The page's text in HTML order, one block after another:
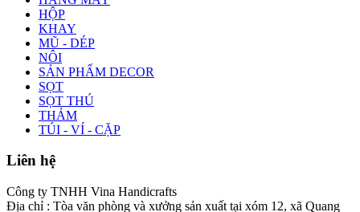
HỘP
KHAY
MŨ - DÉP
NÔI
SẢN PHẨM DECOR
SỌT
SỌT THÚ
THẢM
TÚI - VÍ - CẶP
Liên hệ
Công ty TNHH Vina Handicrafts
Địa chỉ : Tòa văn phòng và xưởng sản xuất tại xóm 12, xã Quang